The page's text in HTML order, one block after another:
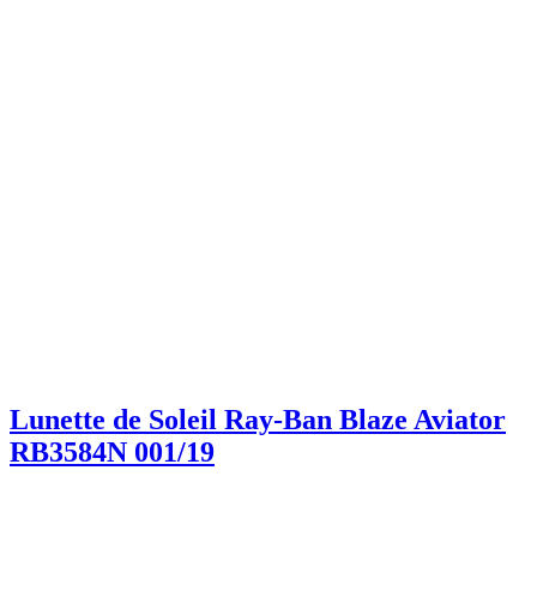
Lunette de Soleil Ray-Ban Blaze Aviator
RB3584N 001/19